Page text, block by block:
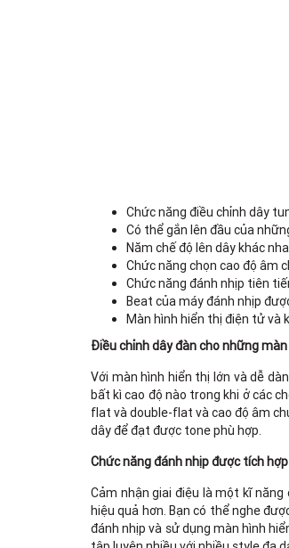
Chức năng điều chỉnh dây
Có thể gắn lên đầu của
Năm chế độ lên dây khác
Chức năng chọn cao độ âm
Chức năng đánh nhịp tiên
Beat của máy đánh nhịp
Màn hình hiển thị điện tử và
Điều chỉnh dây đàn cho những
Với màn hình hiển thị lớn và dễ
bất kì cao độ nào trong khi ở các
flat và double-flat và cao độ âm
dây để đạt được tone phù hợp.
Chức năng đánh nhịp được tích
Cảm nhận giai điệu là một kĩ
hiệu quả hơn. Bạn có thể nghe
đánh nhịp và sử dụng màn hình